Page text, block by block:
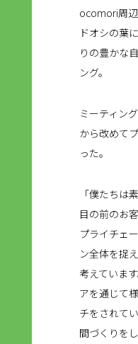
ocomori周
ドオシの葉
りの豊かな
ング。
ミーティン
から改めて
った。
「僕たちは
目の前のお
プライチェ
ン全体を捉
考えていま
アを通じて
チをされて
間づくりを